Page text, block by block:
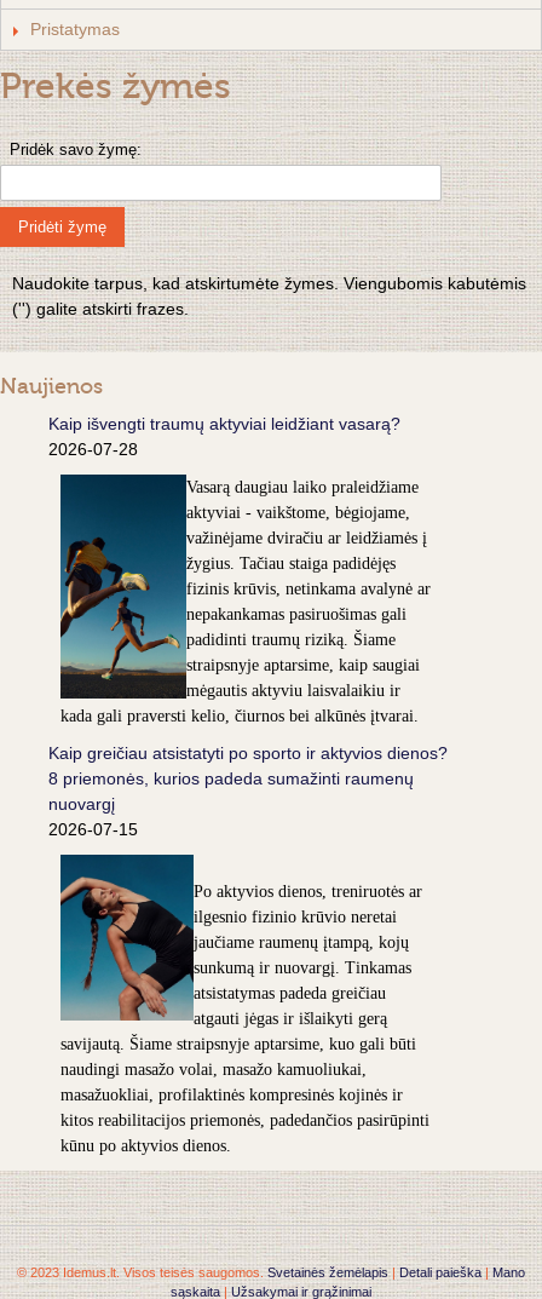
Pristatymas
Prekės žymės
Pridėk savo žymę:
Pridėti žymę
Naudokite tarpus, kad atskirtumėte žymes. Viengubomis kabutėmis
('') galite atskirti frazes.
Naujienos
Kaip išvengti traumų aktyviai leidžiant vasarą?
2026-07-28
Vasarą daugiau laiko praleidžiame
aktyviai - vaikštome, bėgiojame,
važinėjame dviračiu ar leidžiamės į
žygius. Tačiau staiga padidėjęs
fizinis krūvis, netinkama avalynė ar
nepakankamas pasiruošimas gali
padidinti traumų riziką. Šiame
straipsnyje aptarsime, kaip saugiai
mėgautis aktyviu laisvalaikiu ir
kada gali praversti kelio, čiurnos bei alkūnės įtvarai.
Kaip greičiau atsistatyti po sporto ir aktyvios dienos?
8 priemonės, kurios padeda sumažinti raumenų
nuovargį
2026-07-15
Po aktyvios dienos, treniruotės ar
ilgesnio fizinio krūvio neretai
jaučiame raumenų įtampą, kojų
sunkumą ir nuovargį. Tinkamas
atsistatymas padeda greičiau
atgauti jėgas ir išlaikyti gerą
savijautą. Šiame straipsnyje aptarsime, kuo gali būti
naudingi masažo volai, masažo kamuoliukai,
masažuokliai, profilaktinės kompresinės kojinės ir
kitos reabilitacijos priemonės, padedančios pasirūpinti
kūnu po aktyvios dienos.
© 2023 Idemus.lt. Visos teisės saugomos.Svetainės žemėlapis|Detali paieška |Mano
sąskaita|Užsakymai ir grąžinimai